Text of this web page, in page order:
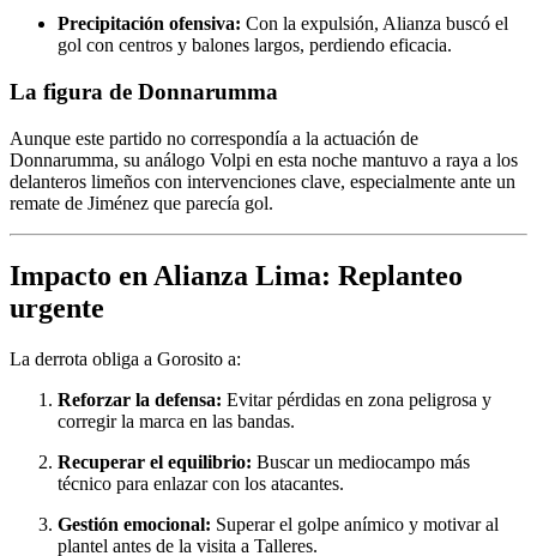
Precipitación ofensiva: Con la expulsión, Alianza buscó el
gol con centros y balones largos, perdiendo eficacia.
La figura de Donnarumma
Aunque este partido no correspondía a la actuación de
Donnarumma, su análogo Volpi en esta noche mantuvo a raya a los
delanteros limeños con intervenciones clave, especialmente ante un
remate de Jiménez que parecía gol.
Impacto en Alianza Lima: Replanteo
urgente
La derrota obliga a Gorosito a:
Reforzar la defensa: Evitar pérdidas en zona peligrosa y
corregir la marca en las bandas.
Recuperar el equilibrio: Buscar un mediocampo más
técnico para enlazar con los atacantes.
Gestión emocional: Superar el golpe anímico y motivar al
plantel antes de la visita a Talleres.